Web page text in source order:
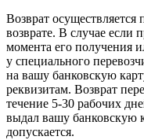
Возврат осуществляется
возврате. В случае если
момента его получения
у специального
на вашу банковскую
реквизитам. Возврат
течение 5-30 рабочих
выдал вашу банковскую
допускается.